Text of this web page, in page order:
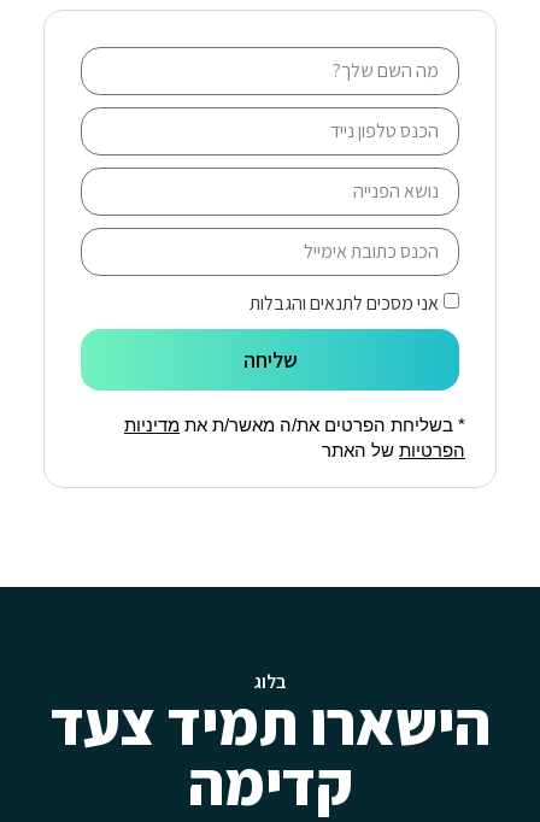
אני מסכים לתנאים והגבלות
שליחה
* בשליחת הפרטים את/ה מאשר/ת את מדיניות
הפרטיות של האתר
בלוג
הישארו תמיד צעד
קדימה